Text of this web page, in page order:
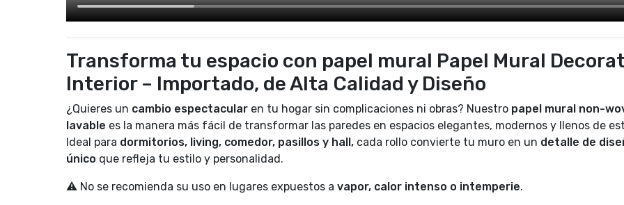
Transforma tu espacio con papel mural Papel Mural
Interior – Importado, de Alta Calidad y Diseño
¿Quieres un cambio espectacular en tu hogar sin complicaciones ni obras? Nuestro papel mural non-
lavable es la manera más fácil de transformar las paredes en espacios elegantes, modernos y llenos de
Ideal para dormitorios, living, comedor, pasillos y hall, cada rollo convierte tu muro en un detalle de
único que refleja tu estilo y personalidad.
⚠️ No se recomienda su uso en lugares expuestos a vapor, calor intenso o intemperie.